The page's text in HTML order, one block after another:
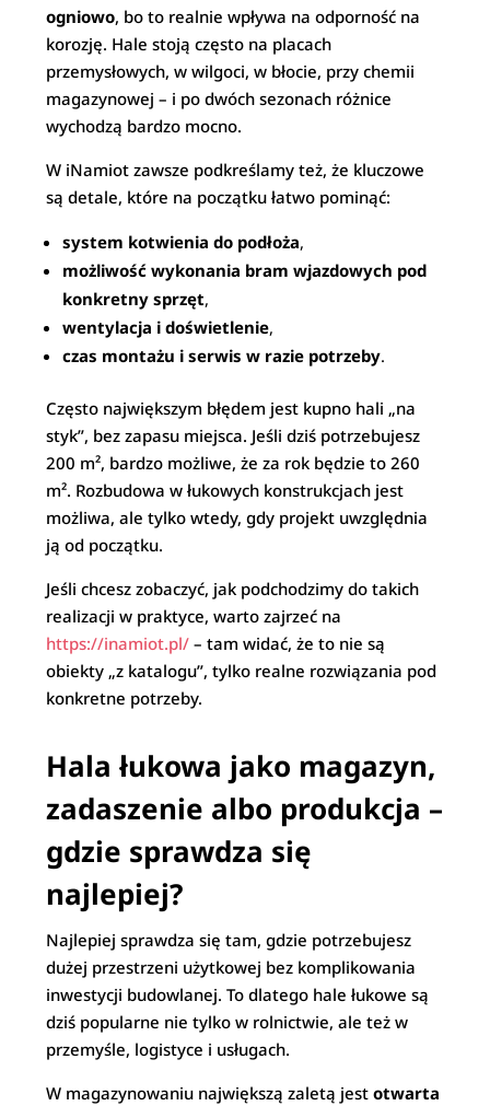
ogniowo, bo to realnie wpływa na odporność na
korozję. Hale stoją często na placach
przemysłowych, w wilgoci, w błocie, przy chemii
magazynowej – i po dwóch sezonach różnice
wychodzą bardzo mocno.
W iNamiot zawsze podkreślamy też, że kluczowe
są detale, które na początku łatwo pominąć:
system kotwienia do podłoża,
możliwość wykonania bram wjazdowych pod
konkretny sprzęt,
wentylacja i doświetlenie,
czas montażu i serwis w razie potrzeby.
Często największym błędem jest kupno hali „na
styk”, bez zapasu miejsca. Jeśli dziś potrzebujesz
200 m², bardzo możliwe, że za rok będzie to 260
m². Rozbudowa w łukowych konstrukcjach jest
możliwa, ale tylko wtedy, gdy projekt uwzględnia
ją od początku.
Jeśli chcesz zobaczyć, jak podchodzimy do takich
realizacji w praktyce, warto zajrzeć na
https://inamiot.pl/ – tam widać, że to nie są
obiekty „z katalogu”, tylko realne rozwiązania pod
konkretne potrzeby.
Hala łukowa jako magazyn,
zadaszenie albo produkcja –
gdzie sprawdza się
najlepiej?
Najlepiej sprawdza się tam, gdzie potrzebujesz
dużej przestrzeni użytkowej bez komplikowania
inwestycji budowlanej. To dlatego hale łukowe są
dziś popularne nie tylko w rolnictwie, ale też w
przemyśle, logistyce i usługach.
W magazynowaniu największą zaletą jestotwarta